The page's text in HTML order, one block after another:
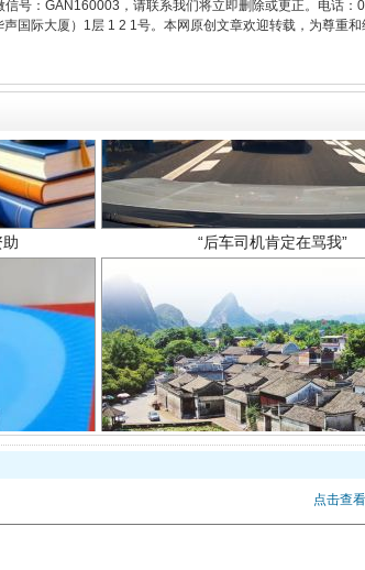
号：GAN160003，请联系我们将立即删除或更正。电话：
国际大厦）1层 1 2 1号。本网原创文章欢迎转载，为尊重和
让传统村落焕发生机
点击查